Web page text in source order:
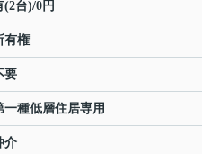
(2台)/0円
有権
要
一種低層住居専用
介